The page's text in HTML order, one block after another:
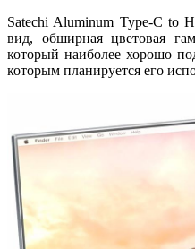
Satechi Aluminum Type-C to
вид, обширная цветовая
который наиболее хорошо
которым планируется его